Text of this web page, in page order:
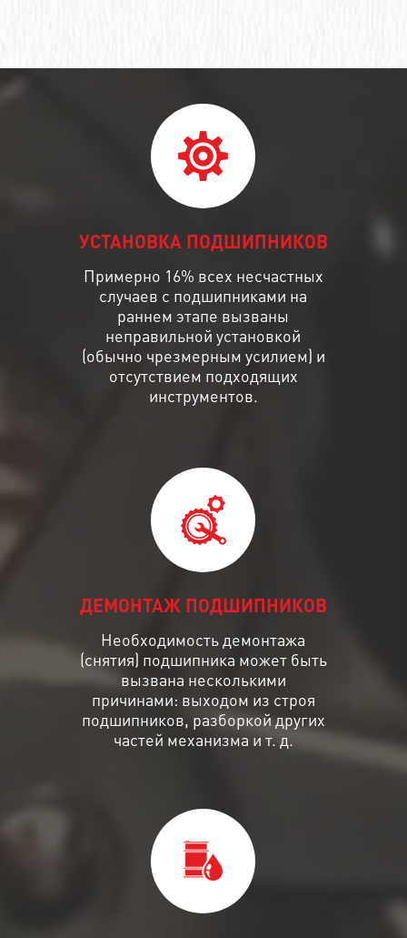
УСТАНОВКА ПОДШИПНИКОВ
Примерно 16% всех несчастных
случаев с подшипниками на
раннем этапе вызваны
неправильной установкой
(обычно чрезмерным усилием) и
отсутствием подходящих
инструментов.
ДЕМОНТАЖ ПОДШИПНИКОВ
Необходимость демонтажа
(снятия) подшипника может быть
вызвана несколькими
причинами: выходом из строя
подшипников, разборкой других
частей механизма и т. д.